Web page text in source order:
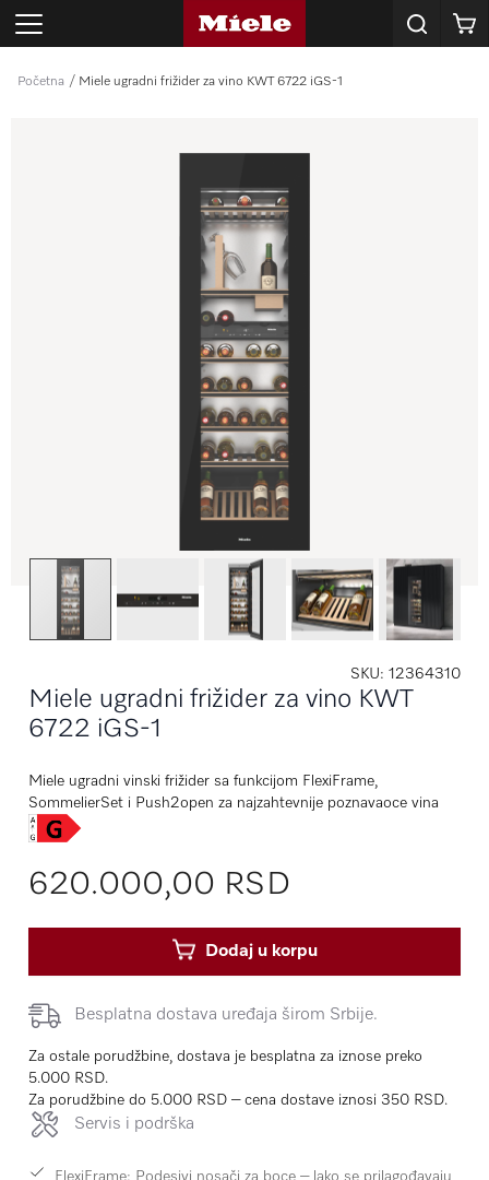
Korpa
Početna Miele ugradni frižider za vino KWT 6722 iGS-1
SKU 12364310
Miele ugradni frižider za vino KWT
6722 iGS-1
Miele ugradni vinski frižider sa funkcijom FlexiFrame,
SommelierSet i Push2open za najzahtevnije poznavaoce vina
620.000,00 RSD
Dodaj u korpu
Besplatna dostava uređaja širom Srbije.
Za ostale porudžbine, dostava je besplatna za iznose preko
5.000 RSD.
Za porudžbine do 5.000 RSD – cena dostave iznosi 350 RSD.
Servis i podrška
FlexiFrame: Podesivi nosači za boce – lako se prilagođavaju